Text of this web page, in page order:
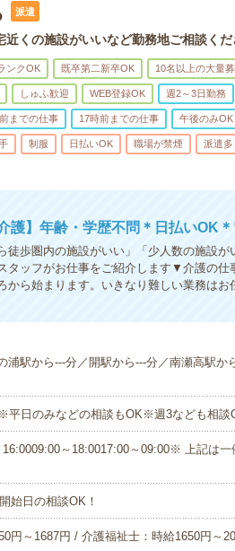
派遣
くの施設がいいなど勤務地ご相談くだ
ンクOK 既卒第二新卒OK 10名以上の大量
しゅふ歓迎 WEB登録OK 週2～3日勤務
までの仕事 17時前までの仕事 午後のみOK
制服 日払いOK 職場が禁煙 派遣多
護】年齢・学歴不問＊日払いOK
歩圏内の施設がいい」「少人数の施設が
タッフがお仕事をご紹介します▼介護の仕
から始まります。いきなり難しい業務はお
浦駅から---分／開駅から---分／南瀬高駅か
平日のみなどの相談もOK※週3なども相談
16:0009:00～18:0017:00～09:00※ 上記は
始日の相談OK！
円～1687円 / 介護福祉士：時給1650円～